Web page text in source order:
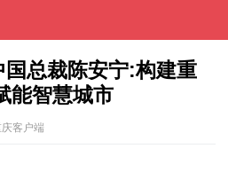
总裁陈安宁:构建重
能智慧城市
客户端